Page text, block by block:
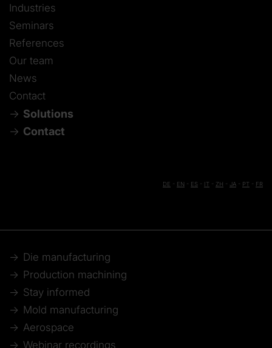
Industries
Seminars
References
Our team
News
Contact
Solutions
Contact
DE EN ES IT ZH JA PT FR
Die manufacturing
Production machining
Stay informed
Mold manufacturing
Aerospace
Webinar recordings